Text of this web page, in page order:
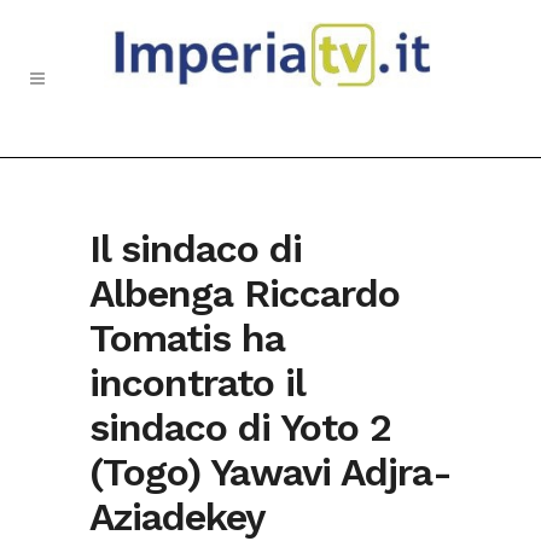
Il sindaco di
Albenga Riccardo
Tomatis ha
incontrato il
sindaco di Yoto 2
(Togo) Yawavi Adjra-
Aziadekey